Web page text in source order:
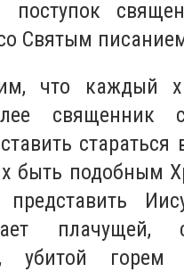
поступок
Святым
что каждый
священник
стараться
быть подобным
плачущей,
убитой